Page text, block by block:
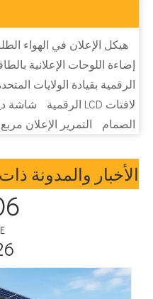
هيكل الإعلان في الهواء
إضاءة اللوحات الإعلانية
الرقمية بقيادة الولايات
لافتات LCD الرقمية
شاشة
الصمام
التمرير الإعلان
الأخبار والمدونة